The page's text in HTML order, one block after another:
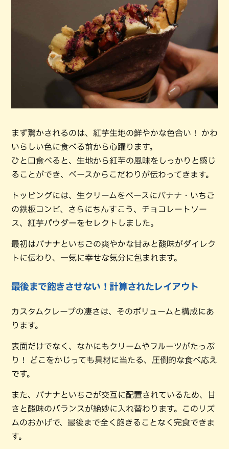
まず驚かされるのは、紅芋生地の鮮やかな色合い！ かわ
いらしい色に食べる前から心躍ります。
ひと口食べると、生地から紅芋の風味をしっかりと感じ
ることができ、ベースからこだわりが伝わってきます。
トッピングには、生クリームをベースにバナナ・いちご
の鉄板コンビ、さらにちんすこう、チョコレートソー
ス、紅芋パウダーをセレクトしました。
最初はバナナといちごの爽やかな甘みと酸味がダイレク
トに伝わり、一気に幸せな気分に包まれます。
最後まで飽きさせない！計算されたレイアウト
カスタムクレープの凄さは、そのボリュームと構成にあ
ります。
表面だけでなく、なかにもクリームやフルーツがたっぷ
り！ どこをかじっても具材に当たる、圧倒的な食べ応え
です。
また、バナナといちごが交互に配置されているため、甘
さと酸味のバランスが絶妙に入れ替わります。このリズ
ムのおかげで、最後まで全く飽きることなく完食できま
す。